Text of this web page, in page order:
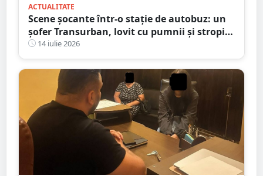
ACTUALITATE
Scene șocante într-o stație de autobuz: un
șofer Transurban, lovit cu pumnii și stropit
cu spray lacrimogen
14 iulie 2026